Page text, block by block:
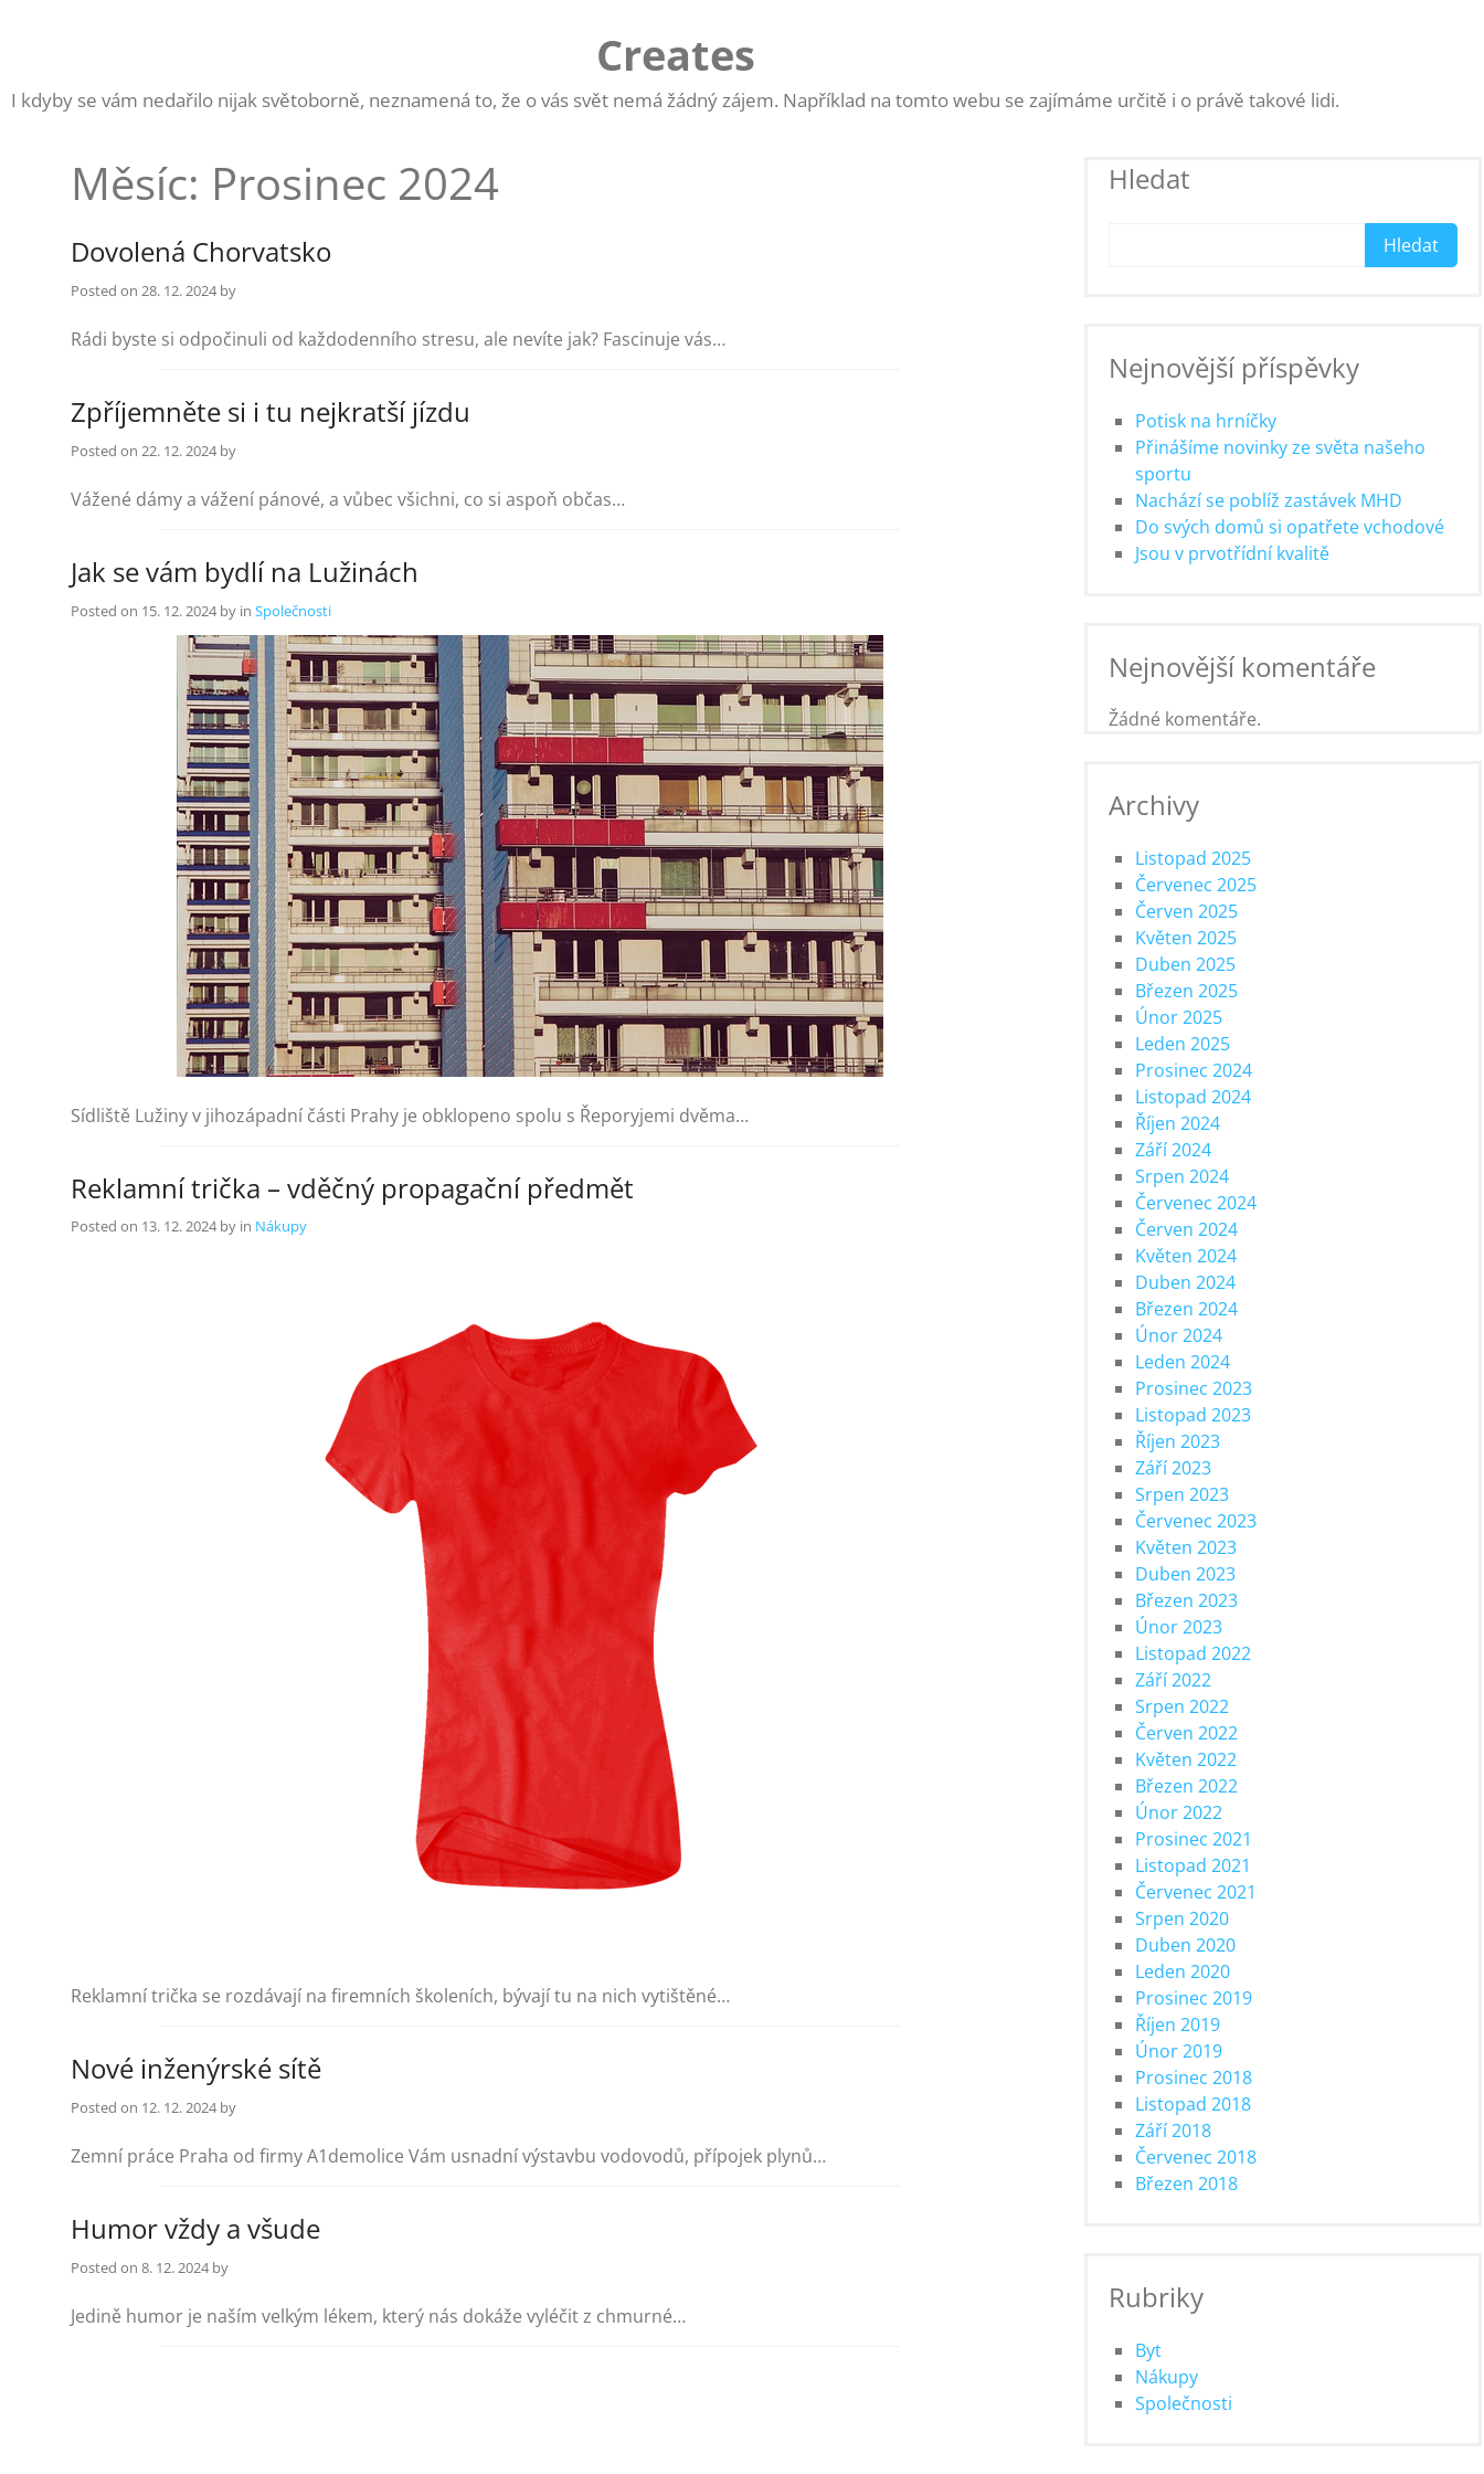
Creates
I kdyby se vám nedařilo nijak světoborně, neznamená to, že o vás svět nemá žádný zájem. Například na tomto webu se zajímáme určitě i o právě takové lidi.
Měsíc: Prosinec 2024
Dovolená Chorvatsko
Posted on 28. 12. 2024 by
Rádi byste si odpočinuli od každodenního stresu, ale nevíte jak? Fascinuje vás…
Zpříjemněte si i tu nejkratší jízdu
Posted on 22. 12. 2024 by
Vážené dámy a vážení pánové, a vůbec všichni, co si aspoň občas…
Jak se vám bydlí na Lužinách
Posted on 15. 12. 2024 by in Společnosti
Sídliště Lužiny v jihozápadní části Prahy je obklopeno spolu s Řeporyjemi dvěma…
Reklamní trička – vděčný propagační předmět
Posted on 13. 12. 2024 by in Nákupy
Reklamní trička se rozdávají na firemních školeních, bývají tu na nich vytištěné…
Nové inženýrské sítě
Posted on 12. 12. 2024 by
Zemní práce Praha od firmy A1demolice Vám usnadní výstavbu vodovodů, přípojek plynů…
Humor vždy a všude
Posted on 8. 12. 2024 by
Jedině humor je naším velkým lékem, který nás dokáže vyléčit z chmurné…
Hledat
Hledat
Nejnovější příspěvky
Potisk na hrníčky
Přinášíme novinky ze světa našeho
sportu
Nachází se poblíž zastávek MHD
Do svých domů si opatřete vchodové
Jsou v prvotřídní kvalitě
Nejnovější komentáře
Žádné komentáře.
Archivy
Listopad 2025
Červenec 2025
Červen 2025
Květen 2025
Duben 2025
Březen 2025
Únor 2025
Leden 2025
Prosinec 2024
Listopad 2024
Říjen 2024
Září 2024
Srpen 2024
Červenec 2024
Červen 2024
Květen 2024
Duben 2024
Březen 2024
Únor 2024
Leden 2024
Prosinec 2023
Listopad 2023
Říjen 2023
Září 2023
Srpen 2023
Červenec 2023
Květen 2023
Duben 2023
Březen 2023
Únor 2023
Listopad 2022
Září 2022
Srpen 2022
Červen 2022
Květen 2022
Březen 2022
Únor 2022
Prosinec 2021
Listopad 2021
Červenec 2021
Srpen 2020
Duben 2020
Leden 2020
Prosinec 2019
Říjen 2019
Únor 2019
Prosinec 2018
Listopad 2018
Září 2018
Červenec 2018
Březen 2018
Rubriky
Byt
Nákupy
Společnosti